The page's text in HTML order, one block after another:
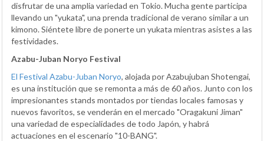
disfrutar de una amplia variedad en Tokio. Mucha gente participa
llevando un "yukata", una prenda tradicional de verano similar a un
kimono. Siéntete libre de ponerte un yukata mientras asistes a las
festividades.
Azabu-Juban Noryo Festival
El Festival Azabu-Juban Noryo, alojada por Azabujuban Shotengai,
es una institución que se remonta a más de 60 años. Junto con los
impresionantes stands montados por tiendas locales famosas y
nuevos favoritos, se venderán en el mercado "Oragakuni Jiman"
una variedad de especialidades de todo Japón, y habrá
actuaciones en el escenario "10-BANG".